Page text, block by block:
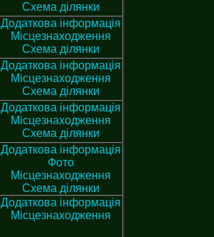
Схема ділянки
Додаткова інформація
Місцезнаходження
Схема ділянки
Додаткова інформація
Місцезнаходження
Схема ділянки
Додаткова інформація
Місцезнаходження
Схема ділянки
Додаткова інформація
Фото
Місцезнаходження
Схема ділянки
Додаткова інформація
Місцезнаходження